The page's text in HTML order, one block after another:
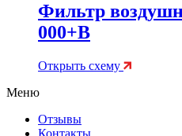
Фильтр
000+B
Открыть схему
Меню
Отзывы
Контакты